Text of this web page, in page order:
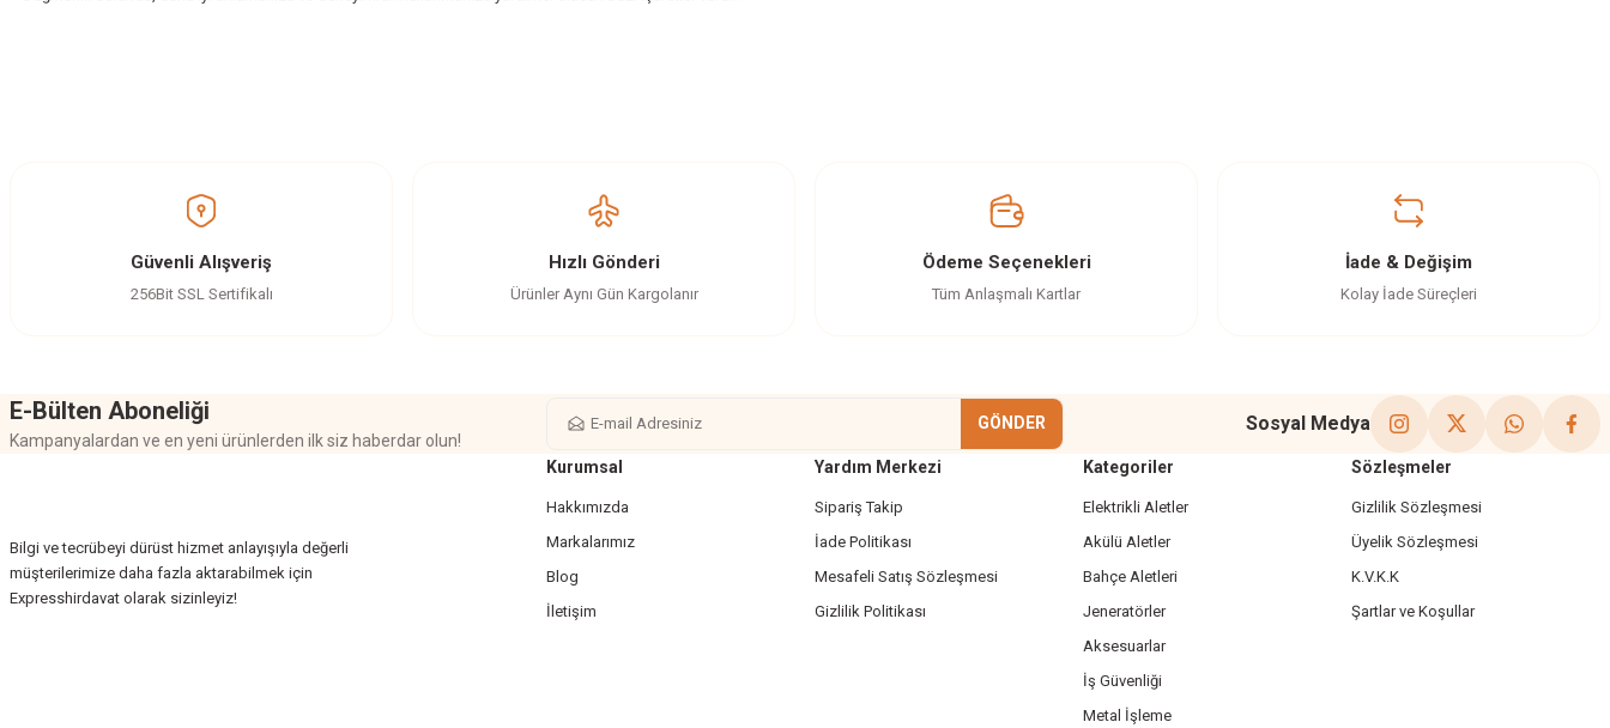
Ürün açıklamasında eksik bilgiler bulunuyor.
Gönder
Güvenli Alışveriş
256Bit SSL Sertifikalı
Hızlı Gönderi
Ürünler Aynı Gün Kargolanır
Ödeme Seçenekleri
Tüm Anlaşmalı Kartlar
İade & Değişim
Kolay İade Süreçleri
E-Bülten Aboneliği
Kampanyalardan ve en yeni ürünlerden ilk siz haberdar olun!
GÖNDER Sosyal Medya
Bilgi ve tecrübeyi dürüst hizmet anlayışıyla değerli
müşterilerimize daha fazla aktarabilmek için
Expresshirdavat olarak sizinleyiz!
Kurumsal
Hakkımızda
Markalarımız
Blog
İletişim
Yardım Merkezi
Sipariş Takip
İade Politikası
Mesafeli Satış Sözleşmesi
Gizlilik Politikası
Kategoriler
Elektrikli Aletler
Akülü Aletler
Bahçe Aletleri
Jeneratörler
Aksesuarlar
İş Güvenliği
Metal İşleme
Sözleşmeler
Gizlilik Sözleşmesi
Üyelik Sözleşmesi
K.V.K.K
Şartlar ve Koşullar